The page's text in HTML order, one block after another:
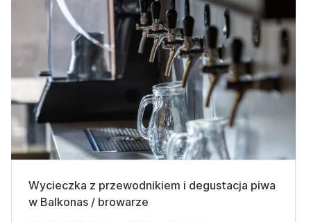
Wycieczka z przewodnikiem i degustacja piwa
w Balkonas / browarze